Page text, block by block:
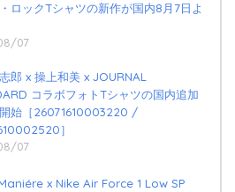
ロックTシャツの新作が国内8月7日よ
07
郎 x 操上和美 x JOURNAL
コラボフォトTシャツの国内追加
始［26071610003220 /
］
07
x Nike Air Force 1 Low SP